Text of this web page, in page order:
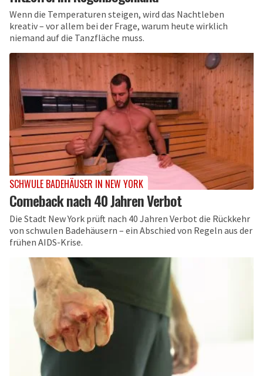
Wenn die Temperaturen steigen, wird das Nachtleben
kreativ – vor allem bei der Frage, warum heute wirklich
niemand auf die Tanzfläche muss.
SCHWULE BADEHÄUSER IN NEW YORK
Comeback nach 40 Jahren Verbot
Die Stadt New York prüft nach 40 Jahren Verbot die Rückkehr
von schwulen Badehäusern – ein Abschied von Regeln aus der
frühen AIDS-Krise.